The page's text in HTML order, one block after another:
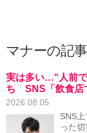
マナーの記
実は多い…“人前
ち SNS「飲食店
2026.08.05
SNS
った